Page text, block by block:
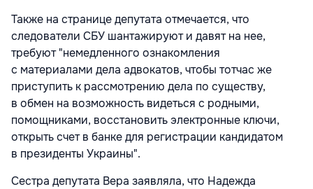
Также на странице депутата отмечается, что
следователи СБУ шантажируют и давят на нее,
требуют "немедленного ознакомления
с материалами дела адвокатов, чтобы тотчас же
приступить к рассмотрению дела по существу,
в обмен на возможность видеться с родными,
помощниками, восстановить электронные ключи,
открыть счет в банке для регистрации кандидатом
в президенты Украины".
Сестра депутата Вера заявляла, что Надежда